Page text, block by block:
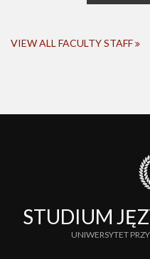
VIEW ALL FACULTY STAFF
STUDIUM
UNIWERSYTET